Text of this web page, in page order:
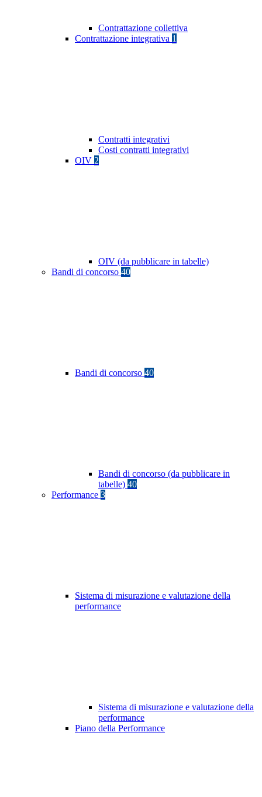
Contrattazione collettiva
Contrattazione integrativa 1
Contratti integrativi
Costi contratti integrativi
OIV 2
OIV (da pubblicare in tabelle)
Bandi di concorso 40
Bandi di concorso 40
Bandi di concorso (da pubblicare in
tabelle) 40
Performance 3
Sistema di misurazione e valutazione della
performance
Sistema di misurazione e valutazione della
performance
Piano della Performance